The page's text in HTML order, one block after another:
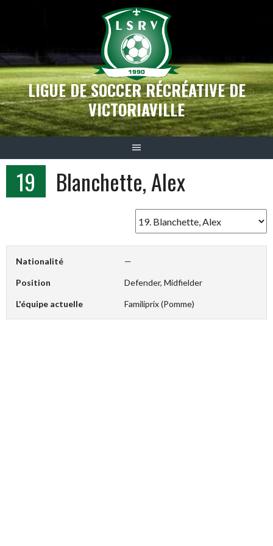
LIGUE DE SOCCER RÉCRÉATIVE DE
VICTORIAVILLE
19 Blanchette, Alex
Nationalité —
Position Defender, Midfielder
L'équipe actuelle Familiprix (Pomme)